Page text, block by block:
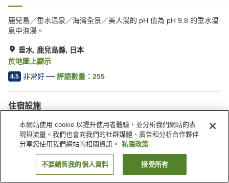
鹿兒島／垂水温泉／海灣全景／美人湯的 pH 值為 pH 9.8 的垂水温
泉中泡湯。
垂水, 鹿兒島縣, 日本
於地圖上顯示
4.5 非常好 評語數量： 255
住宿設施
停車場
按摩浴缸
桑拿
水療/美容院
找客房
本網站使用 cookie 以提升使用者體驗，並分析我們網站的表
現與流量。我們也會向我們的社群媒體、廣告和分析合作夥伴
分享您使用我們網站的相關資訊。
私隱政策
不要銷售我的個人資料 接受所有